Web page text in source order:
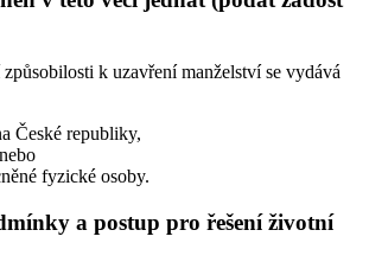
k uzavření manželství se vydává
České republiky,
fyzické osoby.
a postup pro řešení životní